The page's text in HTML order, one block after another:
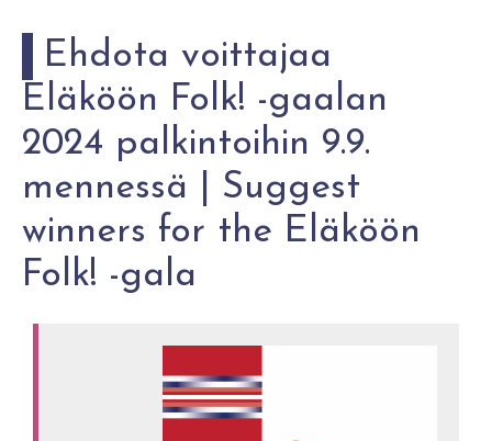
Ehdota voittajaa
Eläköön Folk! -gaalan
2024 palkintoihin 9.9.
mennessä | Suggest
winners for the Eläköön
Folk! -gala